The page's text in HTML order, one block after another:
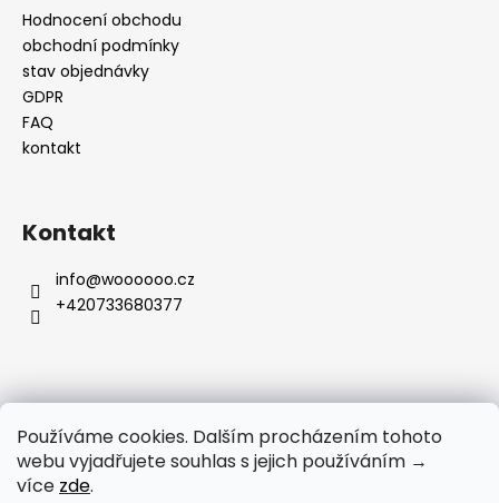
Používáme cookies. Dalším procházením tohoto
webu vyjadřujete souhlas s jejich používáním →
více zde.
Hodnocení obchodu
obchodní podmínky
stav objednávky
GDPR
FAQ
kontakt
Kontakt
info@woooooo.cz
+420733680377
Přijímáme online platby